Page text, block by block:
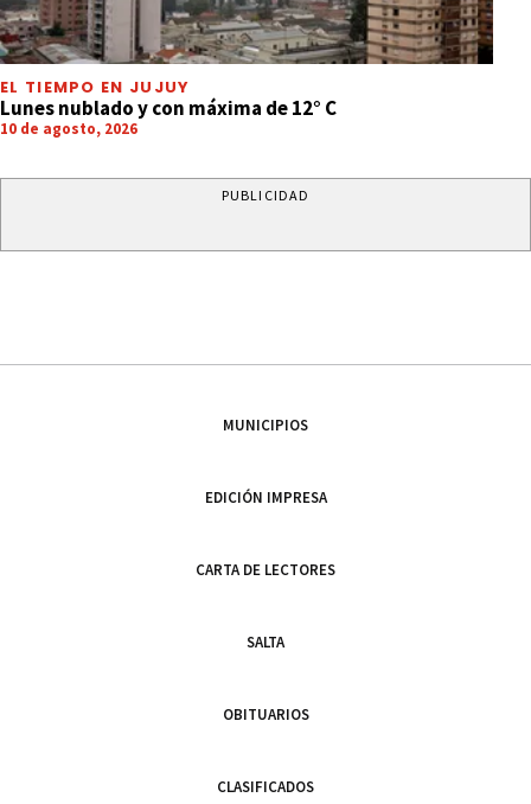
EL TIEMPO EN JUJUY
Lunes nublado y con máxima de 12° C
10 de agosto, 2026
PUBLICIDAD
MUNICIPIOS
EDICIÓN IMPRESA
CARTA DE LECTORES
SALTA
OBITUARIOS
CLASIFICADOS